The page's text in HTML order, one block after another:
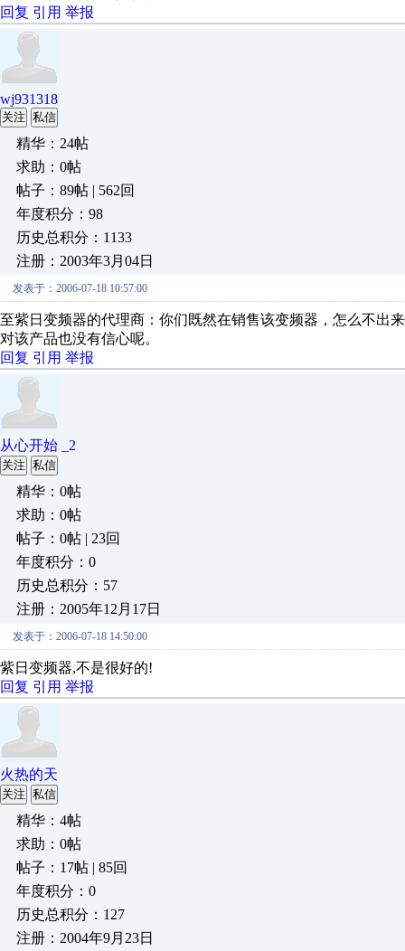
回复 引用 举报
wj931318
关注 私信
精华：24帖
求助：0帖
帖子：89帖 | 562回
年度积分：98
历史总积分：1133
注册：2003年3月04日
发表于：2006-07-18 10:57:00
至紫日变频器的代理商：你们既然在销售该变频器，怎么不出
对该产品也没有信心呢。
回复 引用 举报
从心开始 _2
关注 私信
精华：0帖
求助：0帖
帖子：0帖 | 23回
年度积分：0
历史总积分：57
注册：2005年12月17日
发表于：2006-07-18 14:50:00
紫日变频器,不是很好的!
回复 引用 举报
火热的天
关注 私信
精华：4帖
求助：0帖
帖子：17帖 | 85回
年度积分：0
历史总积分：127
注册：2004年9月23日